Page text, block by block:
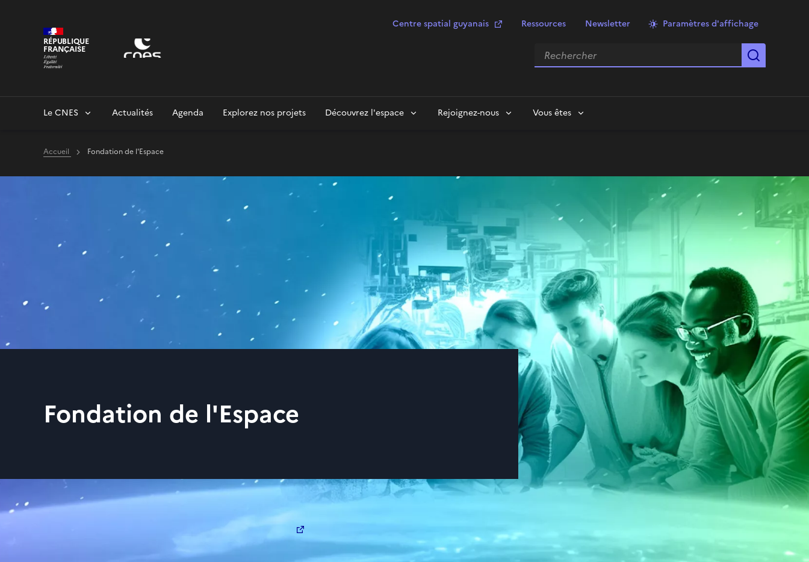
RÉPUBLIQUE
FRANÇAISE
Centre spatial guyanais Ressources Newsletter Paramètres d'affichage
Rechercher
Le CNES Actualités Agenda Explorez nos projets Découvrez l'espace Rejoignez-nous Vous êtes
Accueil Fondation de l'Espace
Fondation de l'Espace
Site web de la Fondation